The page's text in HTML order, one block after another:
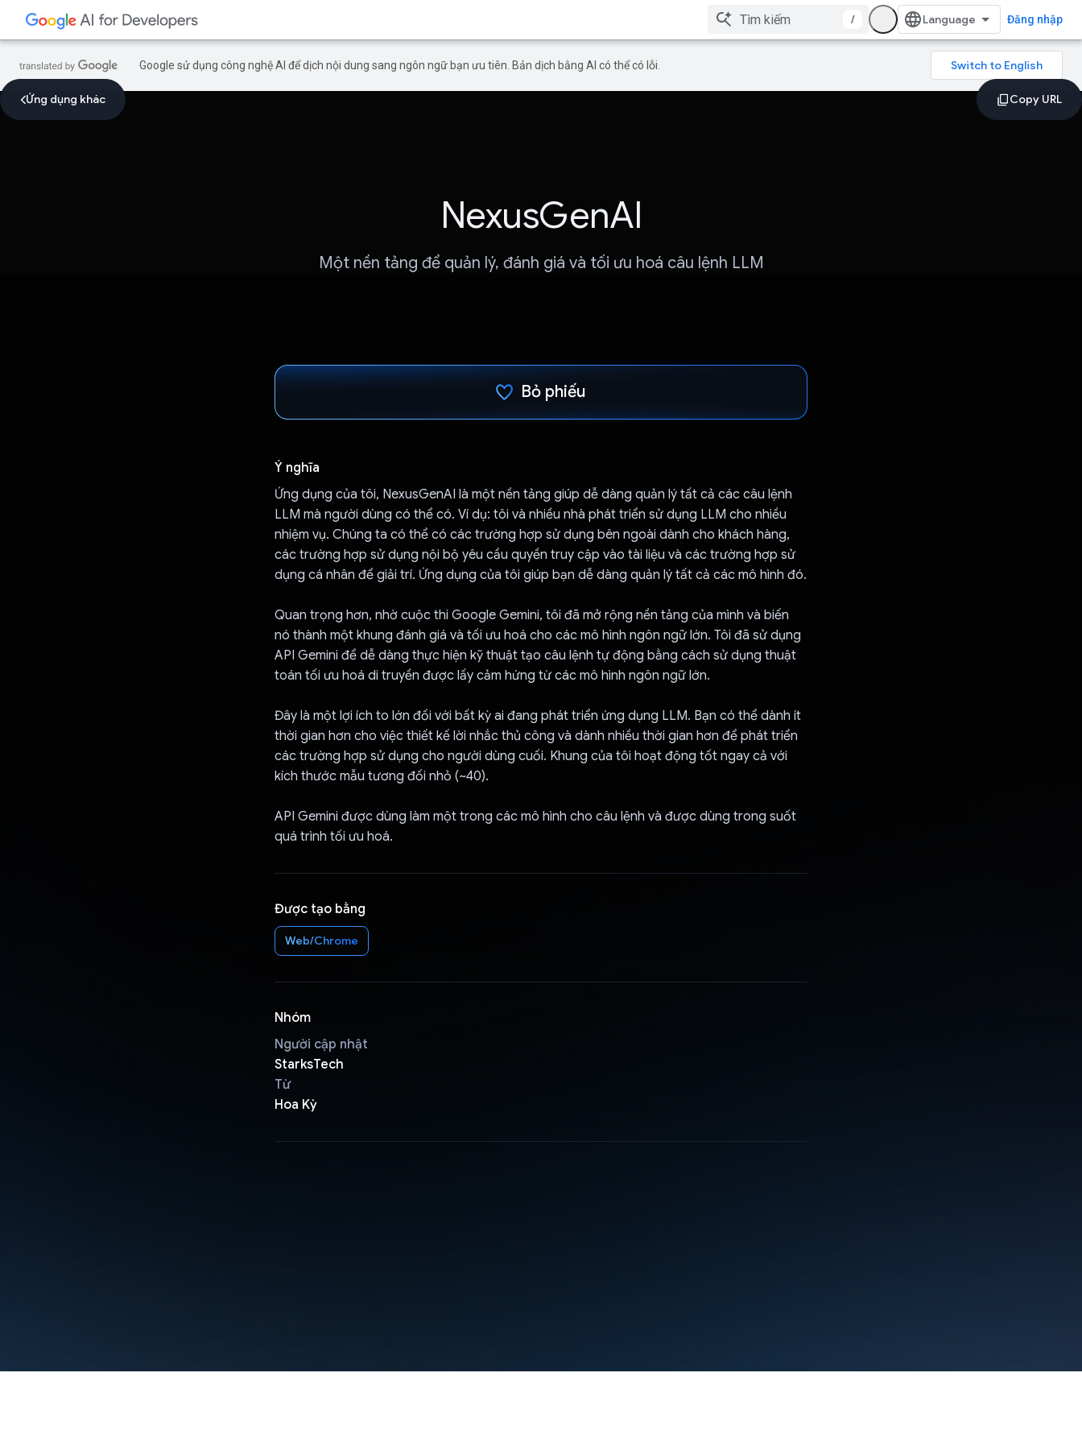
/ Đăng nhập
Google sử dụng công nghệ AI để dịch nội dung sang ngôn ngữ bạn ưu tiên. Bản dịch bằng AI có thể có lỗi.
Ứng dụng khác
NexusGenAI
Một nền tảng để quản lý, đánh giá và tối ưu hoá câu lệnh LLM
Bỏ phiếu
Ý nghĩa
Ứng dụng của tôi, NexusGenAI là một nền tảng giúp dễ dàng quản lý tất cả các câu lệnh
LLM mà người dùng có thể có. Ví dụ: tôi và nhiều nhà phát triển sử dụng LLM cho nhiều
nhiệm vụ. Chúng ta có thể có các trường hợp sử dụng bên ngoài dành cho khách hàng,
các trường hợp sử dụng nội bộ yêu cầu quyền truy cập vào tài liệu và các trường hợp sử
dụng cá nhân để giải trí. Ứng dụng của tôi giúp bạn dễ dàng quản lý tất cả các mô hình đó.
Quan trọng hơn, nhờ cuộc thi Google Gemini, tôi đã mở rộng nền tảng của mình và biến
nó thành một khung đánh giá và tối ưu hoá cho các mô hình ngôn ngữ lớn. Tôi đã sử dụng
API Gemini để dễ dàng thực hiện kỹ thuật tạo câu lệnh tự động bằng cách sử dụng thuật
toán tối ưu hoá di truyền được lấy cảm hứng từ các mô hình ngôn ngữ lớn.
Đây là một lợi ích to lớn đối với bất kỳ ai đang phát triển ứng dụng LLM. Bạn có thể dành ít
thời gian hơn cho việc thiết kế lời nhắc thủ công và dành nhiều thời gian hơn để phát triển
các trường hợp sử dụng cho người dùng cuối. Khung của tôi hoạt động tốt ngay cả với
kích thước mẫu tương đối nhỏ (~40).
API Gemini được dùng làm một trong các mô hình cho câu lệnh và được dùng trong suốt
quá trình tối ưu hoá.
Được tạo bằng
Web/Chrome
Nhóm
Người cập nhật
StarksTech
Từ
Hoa Kỳ